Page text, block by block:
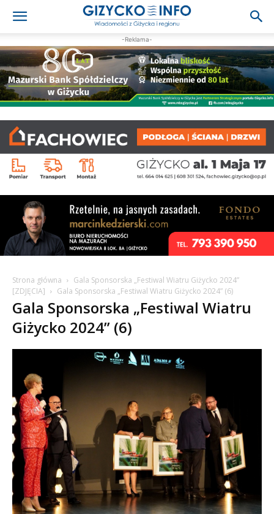
-Reklama-
Strona główna
Gala Sponsorska „Festiwal Wiatru Giżycko 2024”
[ZDJĘCIA]
Gala Sponsorska „Festiwal Wiatru Giżycko 2024” (6)
Gala Sponsorska „Festiwal Wiatru
Giżycko 2024” (6)